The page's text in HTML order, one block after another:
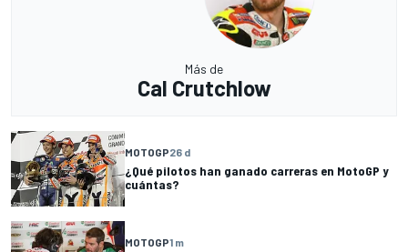
Más de
Cal Crutchlow
MOTOGP26 d
¿Qué pilotos han ganado carreras en MotoGP y
cuántas?
MOTOGP1 m